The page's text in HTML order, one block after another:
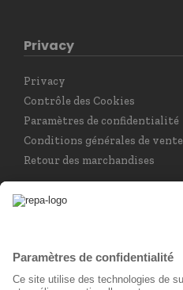
Privacy
Privacy
Contrôle des Cookies
Paramètres de confidentialité
Conditions générales de vente
Retour des marchandises
Choisir la langue
Français